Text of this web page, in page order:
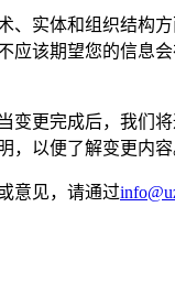
、实体和组织结构
该期望您的信
变更完成后，我们
，以便了解变更内容
意见，请通过